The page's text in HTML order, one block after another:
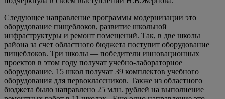
Следующее направление программы модернизации это
оборудование пищеблоков, развитие школьной
инфраструктуры и ремонт помещений. Так, в две школы
района за счет областного бюджета поступит оборудование
пищеблоков. Три школы — победители инновационных
проектов в этом году получат учебно-лабораторное
оборудование. 15 школ получат 39 комплектов учебного
оборудования для первоклассников. Также из областного
бюджета было направлено 25 млн. рублей на выполнение